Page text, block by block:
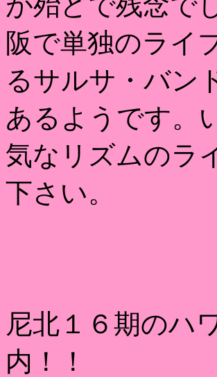
阪で単独のライ
るサルサ・バン
あるようです。
気なリズムのラ
下さい。
尼北１６期のハ
内！！